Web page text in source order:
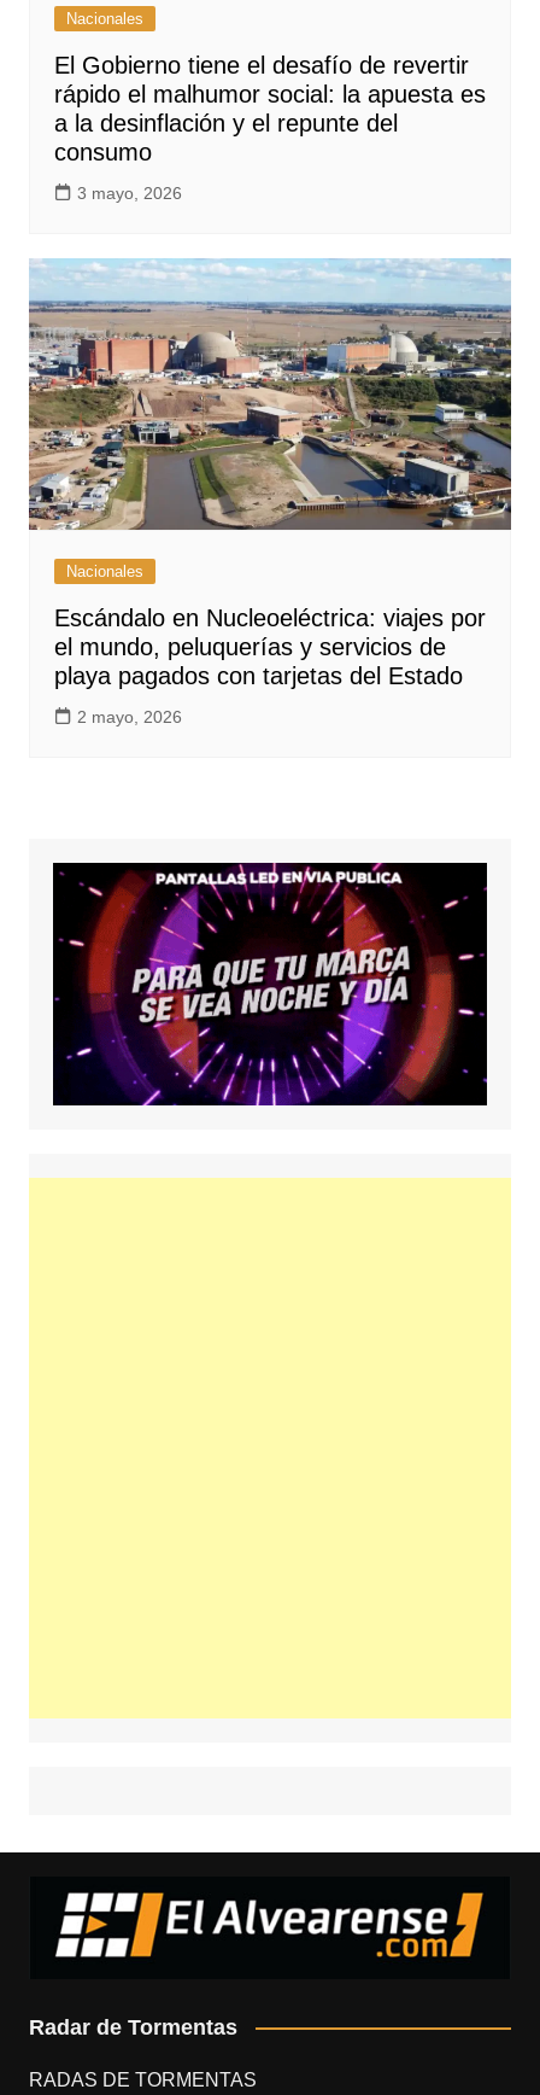
Nacionales
El Gobierno tiene el desafío de revertir
rápido el malhumor social: la apuesta es
a la desinflación y el repunte del
consumo
3 mayo, 2026
Nacionales
Escándalo en Nucleoeléctrica: viajes por
el mundo, peluquerías y servicios de
playa pagados con tarjetas del Estado
2 mayo, 2026
Radar de Tormentas
RADAS DE TORMENTAS